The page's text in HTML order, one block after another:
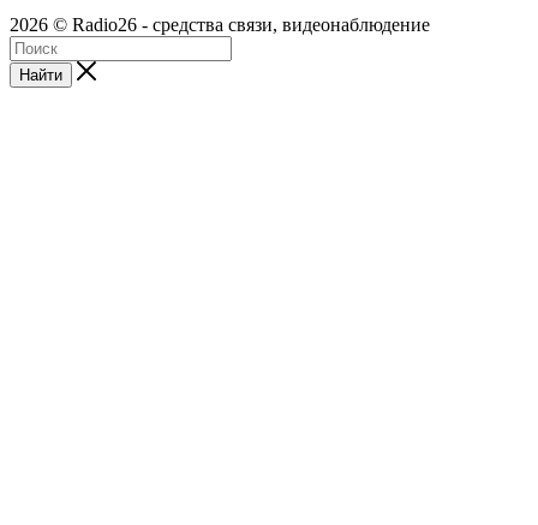
2026 © Radio26 - средства связи, видеонаблюдение
Найти